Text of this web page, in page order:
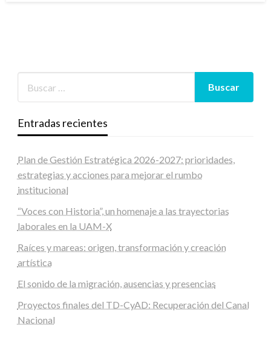
Entradas recientes
Plan de Gestión Estratégica 2026-2027: prioridades,
estrategias y acciones para mejorar el rumbo
institucional
“Voces con Historia”, un homenaje a las trayectorias
laborales en la UAM-X
Raíces y mareas: origen, transformación y creación
artística
El sonido de la migración, ausencias y presencias
Proyectos finales del TD-CyAD: Recuperación del Canal
Nacional